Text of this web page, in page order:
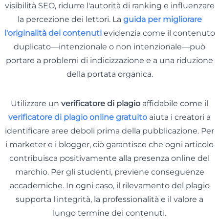
visibilità SEO, ridurre l'autorità di ranking e influenzare
la percezione dei lettori. La guida per migliorare
l'originalità dei contenutievidenzia come il contenuto
duplicato—intenzionale o non intenzionale—può
portare a problemi di indicizzazione e a una riduzione
della portata organica.
Utilizzare un verificatore di plagio affidabile come il
verificatore di plagio online gratuito aiuta i creatori a
identificare aree deboli prima della pubblicazione. Per
i marketer e i blogger, ciò garantisce che ogni articolo
contribuisca positivamente alla presenza online del
marchio. Per gli studenti, previene conseguenze
accademiche. In ogni caso, il rilevamento del plagio
supporta l'integrità, la professionalità e il valore a
lungo termine dei contenuti.